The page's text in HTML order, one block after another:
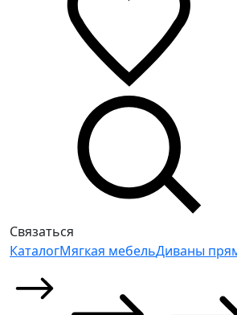
Связаться
КаталогМягкая мебельДиваны